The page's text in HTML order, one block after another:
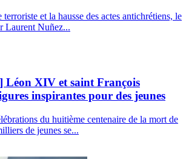
et la hausse des actes antichrétiens, le
Laurent Nuñez...
Léon XIV et saint François
inspirantes pour des jeunes
du huitième centenaire de la mort de
de jeunes se...